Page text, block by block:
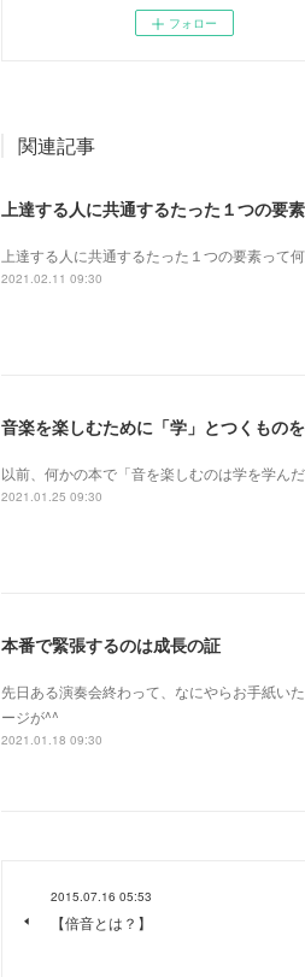
フォロー
関連記事
上達する人に共通するたった１つの要素
上達する人に共通するたった１つの要素って
2021.02.11 09:30
音楽を楽しむために「学」とつくものを
以前、何かの本で「音を楽しむのは学を学ん
2021.01.25 09:30
本番で緊張するのは成長の証
先日ある演奏会終わって、なにやらお手紙い
ージが^^
2021.01.18 09:30
2015.07.16 05:53
【倍音とは？】